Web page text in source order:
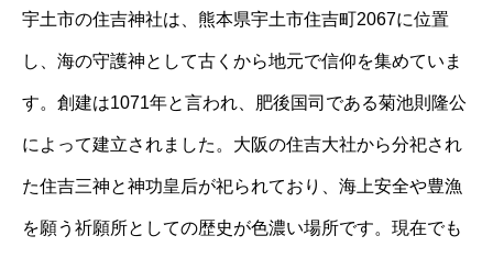
宇土市の住吉神社は、熊本県宇土市住吉町2067に位置
し、海の守護神として古くから地元で信仰を集めていま
す。創建は1071年と言われ、肥後国司である菊池則隆公
によって建立されました。大阪の住吉大社から分祀され
た住吉三神と神功皇后が祀られており、海上安全や豊漁
を願う祈願所としての歴史が色濃い場所です。現在でも